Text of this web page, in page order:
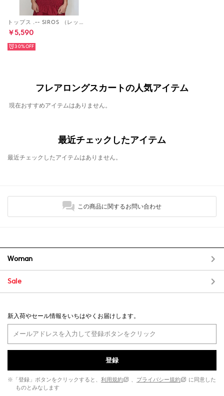
トップス .-- SIROS （レッド）
￥5,590
30%
フレアロングスカートの人気アイテム
現在おすすめアイテムはありません。
最近チェックしたアイテム
最近チェックしたアイテムはありません。
この商品に関するお問い合わせ
Woman
Sale
新入荷やセール情報をいちはやくお届けします。
登録
※「登録」ボタンをクリックすると、 利用規約 、 プライバシー規約
に同意した
ものとみなします